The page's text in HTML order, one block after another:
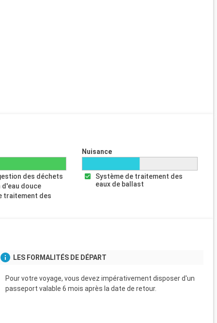
des déchets
douce
traitement des
Nuisance
Système de traitement des
eaux de ballast
LES FORMALITÉS DE DÉPART
Pour votre voyage, vous devez impérativement disposer d'un
passeport valable 6 mois après la date de retour.